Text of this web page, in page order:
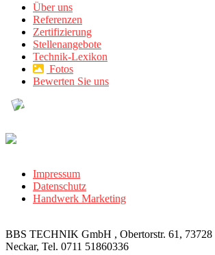
Über uns
Referenzen
Zertifizierung
Stellenangebote
Technik-Lexikon
Fotos
Bewerten Sie uns
Impressum
Datenschutz
Handwerk Marketing
BBS TECHNIK GmbH , Obertorstr. 61, 73728
Neckar, Tel. 0711 51860336